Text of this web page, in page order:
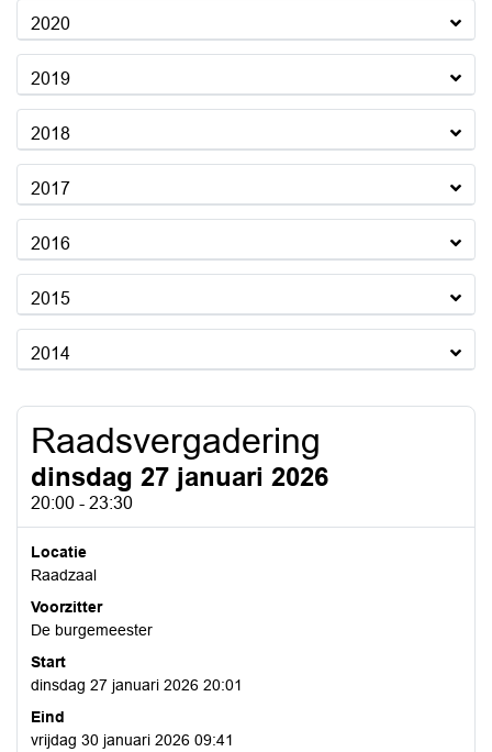
2020
2019
2018
2017
2016
2015
2014
Raadsvergadering
dinsdag 27 januari 2026
20:00 - 23:30
Locatie
Raadzaal
Voorzitter
De burgemeester
Start
dinsdag 27 januari 2026 20:01
Eind
vrijdag 30 januari 2026 09:41